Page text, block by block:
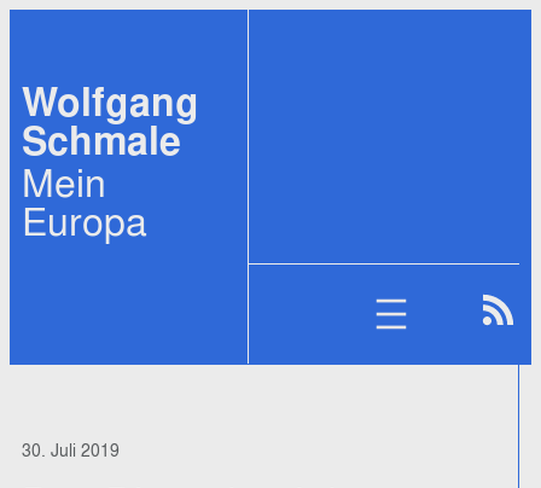
springen
Wolfgang
Schmale
Mein
Europa
30. Juli 2019